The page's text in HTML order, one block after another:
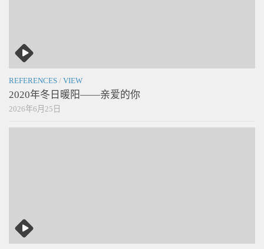
REFERENCES / VIEW
2020年冬日暖阳——亲爱的你
2026年6月25日